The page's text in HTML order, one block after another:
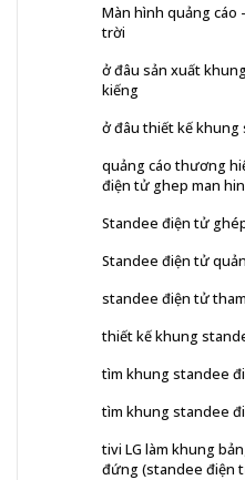
Màn hình quảng cáo
trời
ở đâu sản xuất
kiếng
ở đâu thiết kế
quảng cáo thương
điện tử ghep man
Standee điện tử
Standee điện tử
standee điện tử
thiết kế khung
tìm khung standee
tìm khung standee
tivi LG làm khung
đứng (standee điện